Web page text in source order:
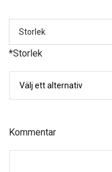
Storlek
*Storlek
Kommentar